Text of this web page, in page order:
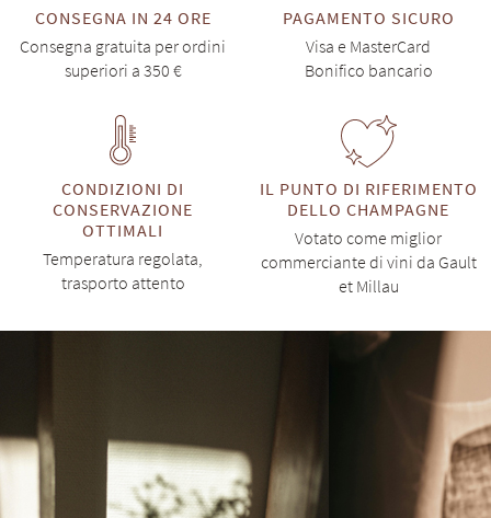
CONSEGNA IN 24 ORE
Consegna gratuita per ordini
superiori a 350 €
PAGAMENTO SICURO
Visa e MasterCard
Bonifico bancario
CONDIZIONI DI
CONSERVAZIONE
OTTIMALI
Temperatura regolata,
trasporto attento
IL PUNTO DI RIFERIMENTO
DELLO CHAMPAGNE
Votato come miglior
commerciante di vini da Gault
et Millau